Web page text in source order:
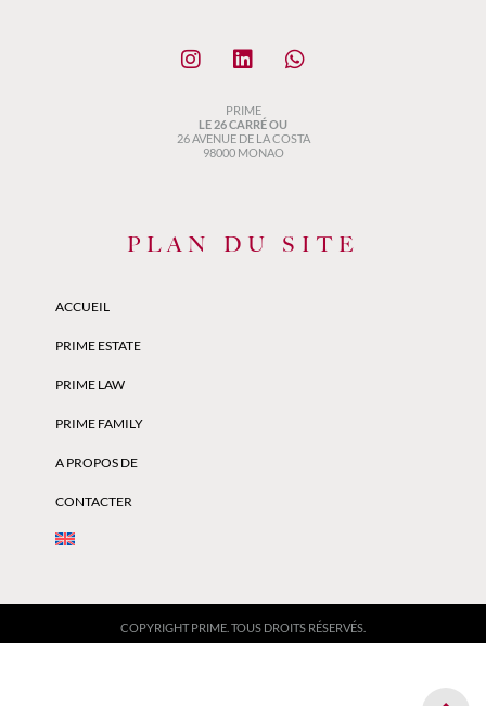
PRIME
LE 26 CARRÉ OU
26 AVENUE DE LA COSTA
98000 MONAO
PLAN DU SITE
ACCUEIL
PRIME ESTATE
PRIME LAW
PRIME FAMILY
A PROPOS DE
CONTACTER
COPYRIGHT PRIME. TOUS DROITS RÉSERVÉS.